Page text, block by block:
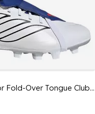
Mens adidas Predator Fold-Over Tongue Club Firm Ground Football Boots